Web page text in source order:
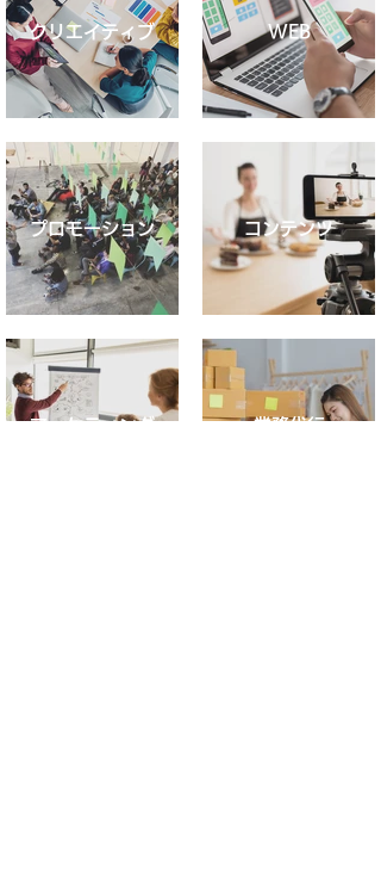
クリエイティブ WEB
プロモーション コンテンツ
マーケティング 業務代行